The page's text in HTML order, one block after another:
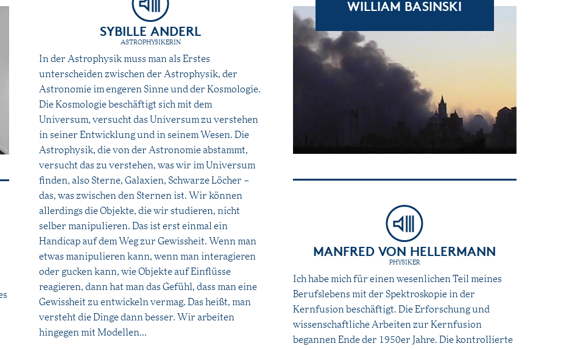
SYBILLE ANDERL
ASTROPHYSIKERIN
In der Astrophysik muss man als Erstes
unterscheiden zwischen der Astrophysik, der
Astronomie im engeren Sinne und der Kosmologie.
Die Kosmologie beschäftigt sich mit dem
Universum, versucht das Universum zu verstehen
in seiner Entwicklung und in seinem Wesen. Die
Astrophysik, die von der Astronomie abstammt,
versucht das zu verstehen, was wir im Universum
finden, also Sterne, Galaxien, Schwarze Löcher –
das, was zwischen den Sternen ist. Wir können
allerdings die Objekte, die wir studieren, nicht
selber manipulieren. Das ist erst einmal ein
Handicap auf dem Weg zur Gewissheit. Wenn man
etwas manipulieren kann, wenn man interagieren
oder gucken kann, wie Objekte auf Einflüsse
reagieren, dann hat man das Gefühl, dass man eine
Gewissheit zu entwickeln vermag. Das heißt, man
versteht die Dinge dann besser. Wir arbeiten
hingegen mit Modellen...
WILLIAM BASINSKI
MANFRED VON HELLERMANN
PHYSIKER
Ich habe mich für einen wesenlichen Teil meines
Berufslebens mit der Spektroskopie in der
Kernfusion beschäftigt. Die Erforschung und
wissenschaftliche Arbeiten zur Kernfusion
begannen Ende der 1950er Jahre. Die kontrollierte